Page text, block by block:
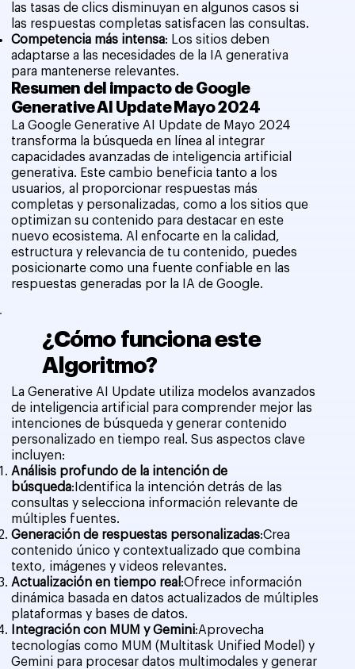
¿Cómo funciona este
Algoritmo?
La Generative AI Update utiliza modelos avanzados
de inteligencia artificial para comprender mejor las
intenciones de búsqueda y generar contenido
personalizado en tiempo real. Sus aspectos clave
incluyen:
Análisis profundo de la intención de
búsqueda:Identifica la intención detrás de las
consultas y selecciona información relevante de
múltiples fuentes.
Generación de respuestas personalizadas:Crea
contenido único y contextualizado que combina
texto, imágenes y videos relevantes.
Actualización en tiempo real :Ofrece información
dinámica basada en datos actualizados de múltiples
plataformas y bases de datos.
Integración con MUM y Gemini:Aprovecha
tecnologías como MUM (Multitask Unified Model) y
Gemini para procesar datos multimodales y generar
las tasas de clics disminuyan en algunos casos si
las respuestas completas satisfacen las consultas.
Competencia más intensa: Los sitios deben
adaptarse a las necesidades de la IA generativa
para mantenerse relevantes.
Resumen del impacto de Google
Generative AI Update Mayo 2024
La Google Generative AI Update de Mayo 2024
transforma la búsqueda en línea al integrar
capacidades avanzadas de inteligencia artificial
generativa. Este cambio beneficia tanto a los
usuarios, al proporcionar respuestas más
completas y personalizadas, como a los sitios que
optimizan su contenido para destacar en este
nuevo ecosistema. Al enfocarte en la calidad,
estructura y relevancia de tu contenido, puedes
posicionarte como una fuente confiable en las
respuestas generadas por la IA de Google.